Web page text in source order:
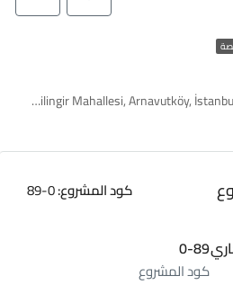
Çilingir Mahallesi, Arnavutköy,
كود المشروع:
0-89
كود المشروع